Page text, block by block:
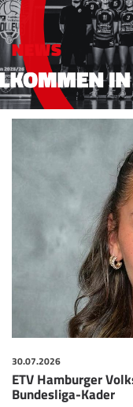
NEWS
30.07.2026
ETV Hamburger
Bundesliga-Kader